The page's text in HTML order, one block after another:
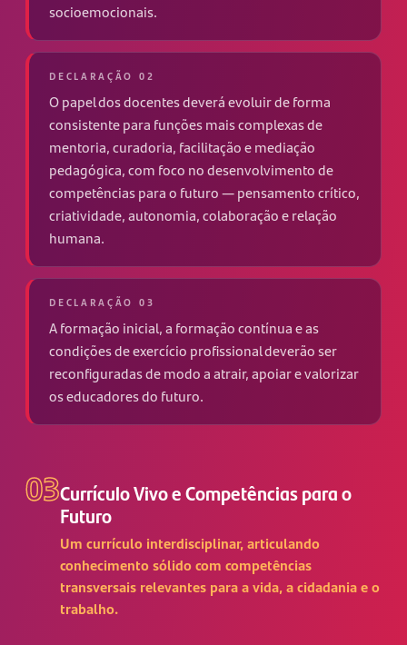
socioemocionais.
DECLARAÇÃO 02
O papel dos docentes deverá evoluir de forma
consistente para funções mais complexas de
mentoria, curadoria, facilitação e mediação
pedagógica, com foco no desenvolvimento de
competências para o futuro — pensamento crítico,
criatividade, autonomia, colaboração e relação
humana.
DECLARAÇÃO 03
A formação inicial, a formação contínua e as
condições de exercício profissional deverão ser
reconfiguradas de modo a atrair, apoiar e valorizar
os educadores do futuro.
03Currículo Vivo e Competências para o
Futuro
Um currículo interdisciplinar, articulando
conhecimento sólido com competências
transversais relevantes para a vida, a cidadania e o
trabalho.